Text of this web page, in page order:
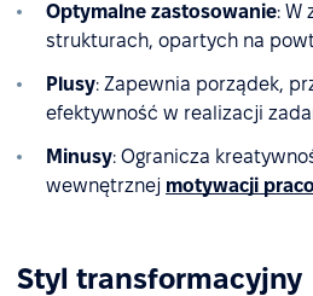
Optymalne zastosowanie: W
strukturach, opartych na
Plusy: Zapewnia porządek,
efektywność w realizacji
Minusy: Ogranicza
wewnętrznej motywacji
Styl transformacyjny